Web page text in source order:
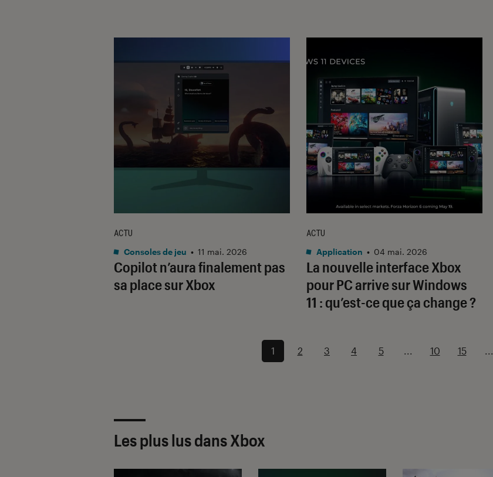
Copilot n’aura finalement pas
sa place sur Xbox
ACTU
Consoles de jeu • 11 mai. 2026
La nouvelle interface Xbox
pour PC arrive sur Windows
11 : qu’est-ce que ça change ?
ACTU
Application • 04 mai. 2026
1 2 3 4 5 ... 10 15 ...
Les plus lus dans Xbox